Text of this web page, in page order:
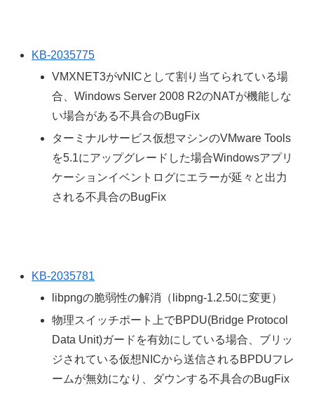
KB-2035775
VMXNET3がvNICとして割り当てられている場
合、Windows Server 2008 R2のNATが機能しな
い場合がある不具合のBugFix
ターミナルサービス仮想マシンのVMware Tools
を5.1にアップグレードした場合Windowsアプリ
ケーションイベントログにエラーが延々と出力
される不具合のBugFix
KB-2035781
libpngの脆弱性の解消（libpng-1.2.50に変更）
物理スイッチポート上でBPDU(Bridge Protocol
Data Unit)ガードを有効にしている場合、ブリッ
ジされている仮想NICから送信されるBPDUフレ
ームが無効になり、ダウンする不具合のBugFix